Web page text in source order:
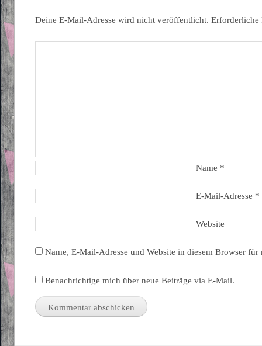
Deine E-Mail-Adresse wird nicht veröffentlicht.
Name *
E-Mail-Adresse *
Website
Name, E-Mail-Adresse und Website in diesem Browser
Benachrichtige mich über neue Beiträge via E-Mail.